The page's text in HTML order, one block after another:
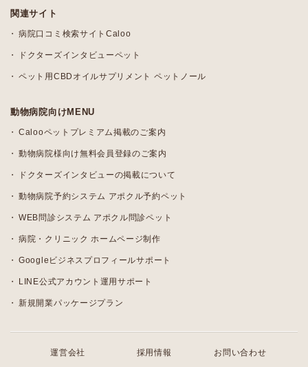
関連サイト
病院口コミ検索サイトCaloo
ドクターズインタビューペット
ペット用CBDオイルサプリメント ペットノール
動物病院向けMENU
Calooペットプレミアム掲載のご案内
動物病院様向け無料会員登録のご案内
ドクターズインタビューの掲載について
動物病院予約システム アポクル予約ペット
WEB問診システム アポクル問診ペット
病院・クリニック ホームページ制作
Googleビジネスプロフィールサポート
LINE公式アカウント運用サポート
新規開業パッケージプラン
運営会社 採用情報 お問い合わせ